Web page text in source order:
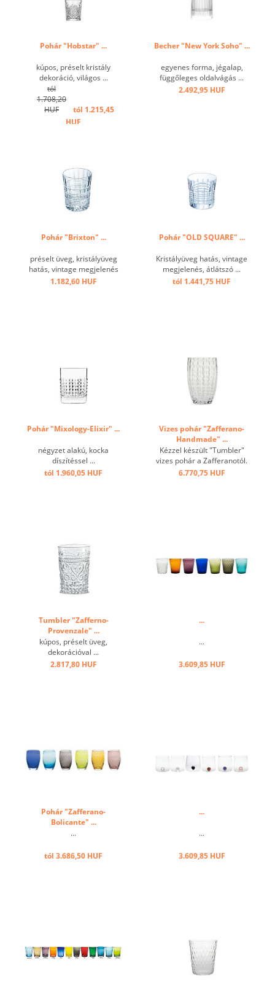
Pohár "Hobstar" ...
kúpos, préselt kristály
dekoráció, világos ...
tól
1.708,20
HUF
tól 1.215,45
HUF
Becher "New York Soho" ...
egyenes forma, jégalap,
függőleges oldalvágás ...
2.492,95 HUF
Pohár "Brixton" ...
préselt üveg, kristályüveg
hatás, vintage megjelenés
...
1.182,60 HUF
Pohár "OLD SQUARE" ...
Kristályüveg hatás, vintage
megjelenés, átlátszó ...
tól 1.441,75 HUF
Pohár "Mixology-Elixir" ...
négyzet alakú, kocka
díszítéssel ...
tól 1.960,05 HUF
Vizes pohár "Zafferano-
Handmade" ...
Kézzel készült "Tumbler"
vizes pohár a Zafferanotól.
Egyedi, különleges
6.770,75 HUF
Tumbler "Zafferno-
Provenzale" ...
kúpos, préselt üveg,
dekorációval ...
2.817,80 HUF
...
...
3.609,85 HUF
Pohár "Zafferano-
Bolicante" ...
...
tól 3.686,50 HUF
...
...
3.609,85 HUF